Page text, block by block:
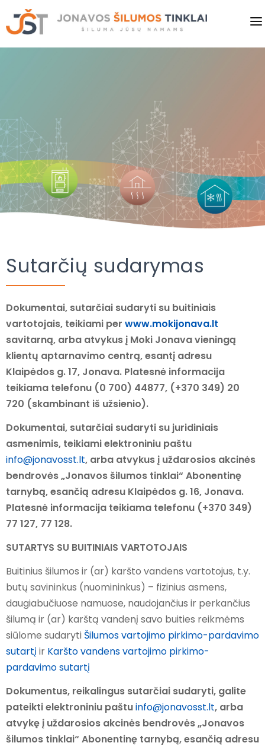
PRADINIS
PASLAUGOS
KAINOS
SAVITARNA
NAUJIENOS
Sutarčių sudarymas
Dokumentai, sutarčiai sudaryti su buitiniais
vartotojais, teikiami per www.mokijonava.lt
savitarną, arba atvykus į Moki Jonava vieningą
klientų aptarnavimo centrą, esantį adresu
Klaipėdos g. 17, Jonava. Platesnė informacija
teikiama telefonu (0 700) 44877, (+370 349) 20
720 (skambinant iš užsienio).
Dokumentai, sutarčiai sudaryti su juridiniais
asmenimis, teikiami elektroniniu paštu
info@jonavosst.lt, arba atvykus į uždarosios akcinės
bendrovės „Jonavos šilumos tinklai“ Abonentinę
tarnybą, esančią adresu Klaipėdos g. 16, Jonava.
Platesnė informacija teikiama telefonu (+370 349)
77 127, 77 128.
SUTARTYS SU BUITINIAIS VARTOTOJAIS
Buitinius šilumos ir (ar) karšto vandens vartotojus, t.y.
butų savininkus (nuomininkus) – fizinius asmens,
daugiabučiuose namuose, naudojančius ir perkančius
šilumą ir (ar) karštą vandenį savo buities reikmėms
siūlome sudaryti Šilumos vartojimo pirkimo-pardavimo
sutartį ir Karšto vandens vartojimo pirkimo-
pardavimo sutartį
Dokumentus, reikalingus sutarčiai sudaryti, galite
pateikti elektroniniu paštuinfo@jonavosst.lt, arba
atvykę į uždarosios akcinės bendrovės „Jonavos
šilumos tinklai“ Abonentinę tarnybą, esančią adresu